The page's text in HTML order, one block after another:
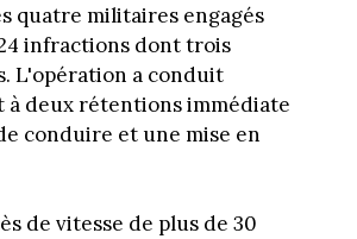
quatre militaires engagés
infractions dont trois
L'opération a conduit
à deux rétentions immédiate
conduire et une mise en
de vitesse de plus de 30